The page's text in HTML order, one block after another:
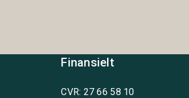
Finansielt
CVR: 27 66 58 10